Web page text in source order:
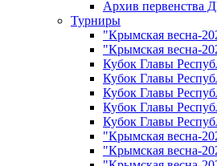
Архив
Турниры
"Крымская весна-
"Крымская весна-
Кубок Главы
Кубок Главы
Кубок Главы
Кубок Главы
Кубок Главы
"Крымская весна-
"Крымская весна-